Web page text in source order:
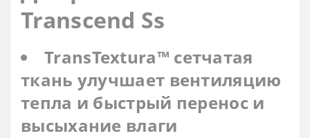
Transcend Ss
TransTextura™ сетчатая
ткань улучшает вентиляцию
тепла и быстрый перенос и
высыхание влаги